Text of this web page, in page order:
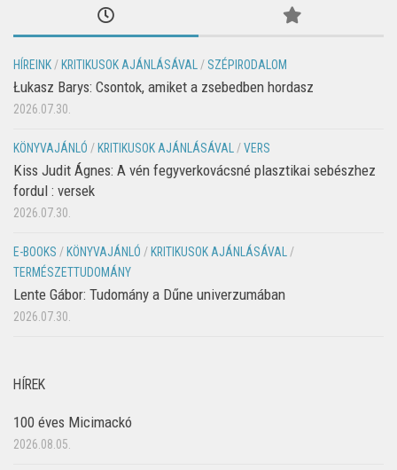
HÍREINK /KRITIKUSOK AJÁNLÁSÁVAL / SZÉPIRODALOM
Łukasz Barys: Csontok, amiket a zsebedben hordasz
2026.07.30.
KÖNYVAJÁNLÓ /KRITIKUSOK AJÁNLÁSÁVAL /VERS
Kiss Judit Ágnes: A vén fegyverkovácsné plasztikai sebészhez
fordul : versek
2026.07.30.
E-BOOKS /KÖNYVAJÁNLÓ /KRITIKUSOK AJÁNLÁSÁVAL /
TERMÉSZETTUDOMÁNY
Lente Gábor: Tudomány a Dűne univerzumában
2026.07.30.
HÍREK
100 éves Micimackó
2026.08.05.